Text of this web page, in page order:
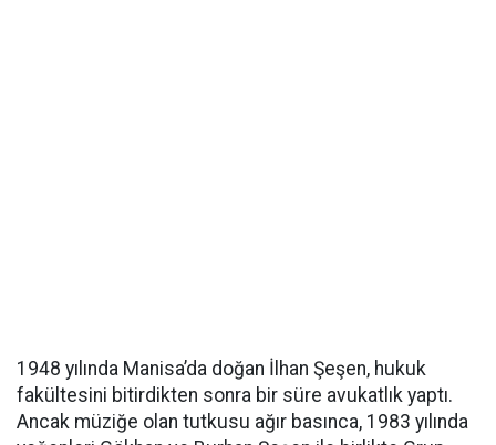
1948 yılında Manisa’da doğan İlhan Şeşen, hukuk
fakültesini bitirdikten sonra bir süre avukatlık yaptı.
Ancak müziğe olan tutkusu ağır basınca, 1983 yılında